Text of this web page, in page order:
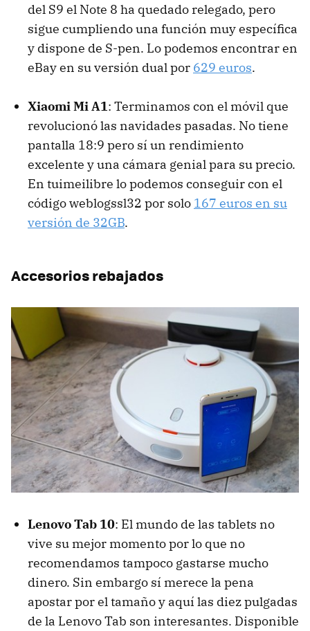
del S9 el Note 8 ha quedado relegado, pero
sigue cumpliendo una función muy específica
y dispone de S-pen. Lo podemos encontrar en
eBay en su versión dual por 629 euros.
Xiaomi Mi A1: Terminamos con el móvil que
revolucionó las navidades pasadas. No tiene
pantalla 18:9 pero sí un rendimiento
excelente y una cámara genial para su precio.
En tuimeilibre lo podemos conseguir con el
código weblogssl32 por solo 167 euros en su
versión de 32GB.
Accesorios rebajados
Lenovo Tab 10: El mundo de las tablets no
vive su mejor momento por lo que no
recomendamos tampoco gastarse mucho
dinero. Sin embargo sí merece la pena
apostar por el tamaño y aquí las diez pulgadas
de la Lenovo Tab son interesantes. Disponible